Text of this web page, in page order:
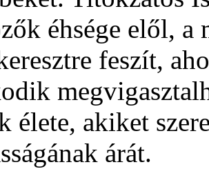
éhsége elől,
feszít,
élete, akiket
árát.